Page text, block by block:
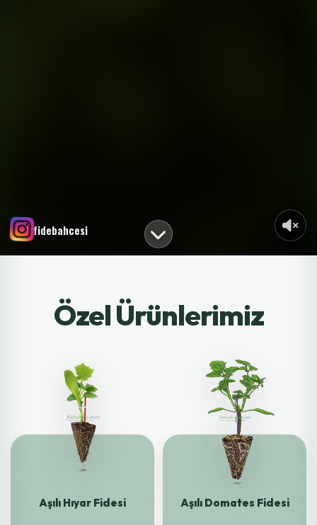
fidebahcesi
Özel Ürünlerimiz
Aşılı Hıyar Fidesi Aşılı Domates Fidesi